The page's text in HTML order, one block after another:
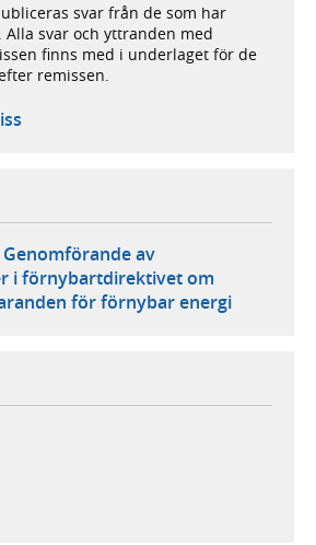
svar från de som har
svar och yttranden med
finns med i underlaget för de
remissen.
av
i förnybartdirektivet om
för förnybar energi
i ny flik, extern webbplats,
flik, extern webbplats,
i ny flik, extern webbplats,
din e-postklient,